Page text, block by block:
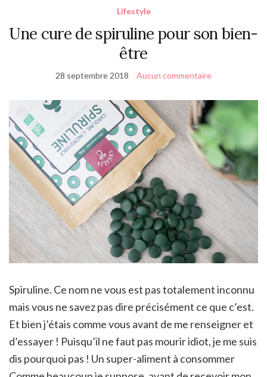
Lifestyle
Une cure de spiruline pour son bien-
être
28 septembre 2018 Aucun commentaire
Spiruline. Ce nom ne vous est pas totalement inconnu
mais vous ne savez pas dire précisément ce que c’est.
Et bien j’étais comme vous avant de me renseigner et
d’essayer ! Puisqu’il ne faut pas mourir idiot, je me suis
dis pourquoi pas ! Un super-aliment à consommer